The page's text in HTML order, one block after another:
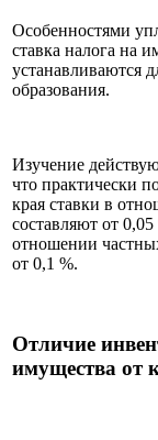
Особенностями
ставка налога на
устанавливаются
образования.
Изучение
что практически
края ставки в
составляют от
отношении
от 0,1 %.
Отличие
имущества от